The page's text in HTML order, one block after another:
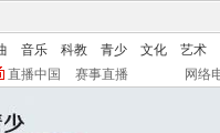
音乐 科教 青少 文化
艺术
直播中国 赛事直播 网络